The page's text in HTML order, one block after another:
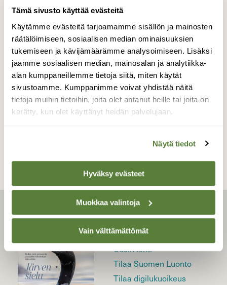
Tämä sivusto käyttää evästeitä
Käytämme evästeitä tarjoamamme sisällön ja mainosten
räätälöimiseen, sosiaalisen median ominaisuuksien
tukemiseen ja kävijämäärämme analysoimiseen. Lisäksi
jaamme sosiaalisen median, mainosalan ja analytiikka-
alan kumppaneillemme tietoja siitä, miten käytät
sivustoamme. Kumppanimme voivat yhdistää näitä
tietoja muihin tietoihin, joita olet antanut heille tai joita on
kerätty, kun olet käyttänyt heidän palvelujaan.
Näytä tiedot
Hyväksy evästeet
Muokkaa valintoja
Vain välttämättömät
luontopolulla samoilun ja vielä keskellä
kirkasta päivää. Siinä oksalla se oli niin
kauan kunnes olin valmis hänen kuvaamisen
kanssa. Kiitin pöllöä siitä hetkestä jonka
minulle soi ja sitten lensi pois. Se oli
rakkautta ensisilmäyksellä 😊
Kuvaaja: Satu
LEHTI
Uusin lehti
Tilaa Suomen Luonto
Tilaa digilukuoikeus